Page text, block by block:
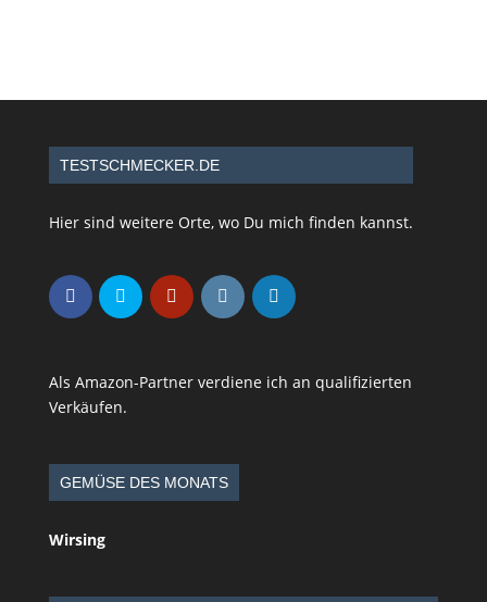
TESTSCHMECKER.DE
Hier sind weitere Orte, wo Du mich finden kannst.
Als Amazon-Partner verdiene ich an qualifizierten
Verkäufen.
GEMÜSE DES MONATS
Wirsing